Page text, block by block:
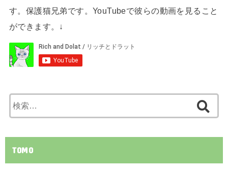
す。保護猫兄弟です。YouTubeで彼らの動画を見ること
ができます。↓
索:
TOMO